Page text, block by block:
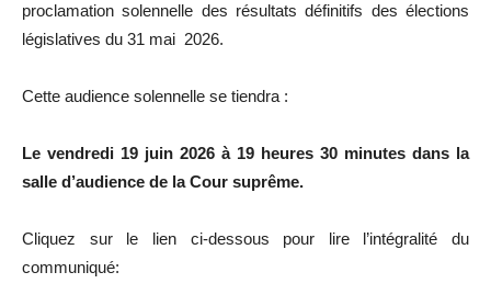
proclamation solennelle des résultats définitifs des élections
législatives du 31 mai 2026.
Cette audience solennelle se tiendra :
Le vendredi 19 juin 2026 à 19 heures 30 minutes dans la
salle d’audience de la Cour suprême.
Cliquez sur le lien ci-dessous pour lire l’intégralité du
communiqué: